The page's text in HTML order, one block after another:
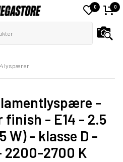
0 0
lyspærer
-
- E14 - 2.5
W) - klasse D -
2200-2700 K